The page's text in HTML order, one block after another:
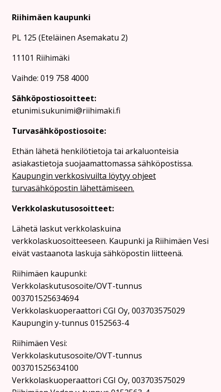
Riihimäen kaupunki
PL 125 (Eteläinen Asemakatu 2)
11101 Riihimäki
Vaihde: 019 758 4000
Sähköpostiosoitteet:
etunimi.sukunimi@riihimaki.fi
Turvasähköpostiosoite:
Ethän lähetä henkilötietoja tai arkaluonteisia
asiakastietoja suojaamattomassa sähköpostissa.
Kaupungin verkkosivuilta löytyy ohjeet
turvasähköpostin lähettämiseen.
Verkkolaskutusosoitteet:
Lähetä laskut verkkolaskuina
verkkolaskuosoitteeseen. Kaupunki ja Riihimäen Vesi
eivät vastaanota laskuja sähköpostin liitteenä.
Riihimäen kaupunki:
Verkkolaskutusosoite/OVT-tunnus
003701525634694
Verkkolaskuoperaattori CGI Oy, 003703575029
Kaupungin y-tunnus 0152563-4
Rii­hi­mäen Vesi:
Verkkolaskutusosoite/OVT-tunnus
003701525634100
Verkkolaskuoperaattori CGI Oy, 003703575029